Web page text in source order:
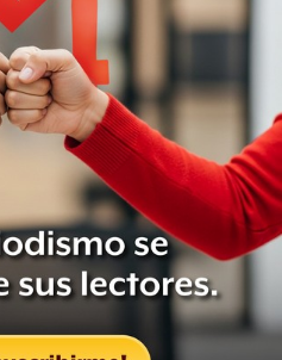
hay tres casos entre 2009 y
la vida por las
. Tabasco y Quintana Roo
han reportado ataques de
rara vez con consecuencias
seis personas cuya razón
causado por un
existieran esto podría ser
en la actualidad, los
sido caimanes, cocodrilos o